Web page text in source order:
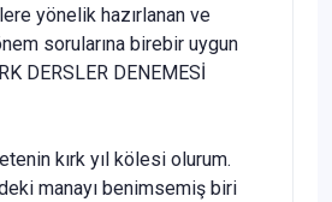
yönelik hazırlanan ve
sorularına birebir uygun
DERSLER DENEMESİ
kırk yıl kölesi olurum.
manayı benimsemiş biri